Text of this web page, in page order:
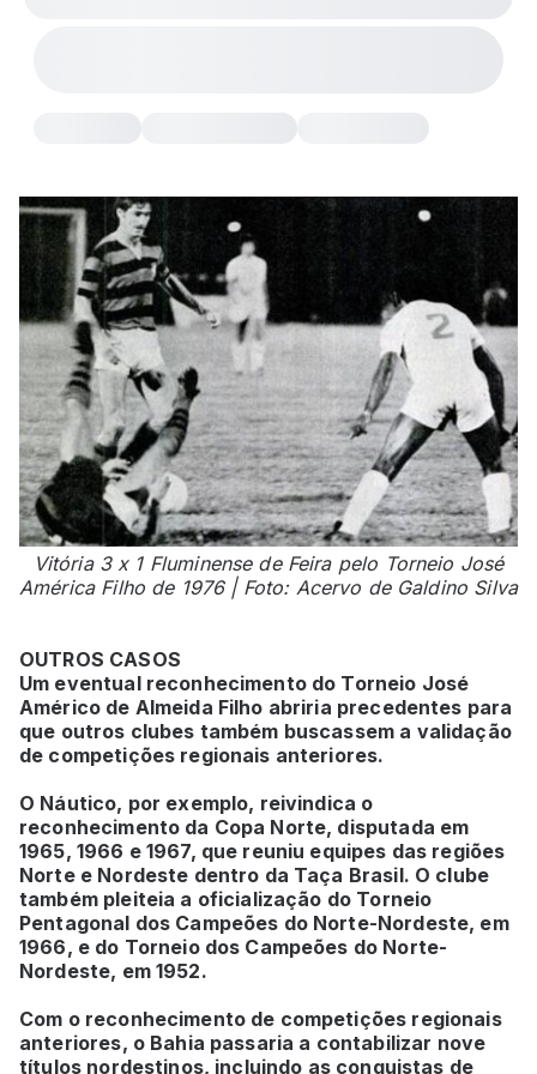
Vitória 3 x 1 Fluminense de Feira pelo Torneio José
América Filho de 1976 | Foto: Acervo de Galdino Silva
OUTROS CASOS
Um eventual reconhecimento do Torneio José
Américo de Almeida Filho abriria precedentes para
que outros clubes também buscassem a validação
de competições regionais anteriores.
O Náutico, por exemplo, reivindica o
reconhecimento da Copa Norte, disputada em
1965, 1966 e 1967, que reuniu equipes das regiões
Norte e Nordeste dentro da Taça Brasil. O clube
também pleiteia a oficialização do Torneio
Pentagonal dos Campeões do Norte-Nordeste, em
1966, e do Torneio dos Campeões do Norte-
Nordeste, em 1952.
Com o reconhecimento de competições regionais
anteriores, o Bahia passaria a contabilizar nove
títulos nordestinos, incluindo as conquistas de